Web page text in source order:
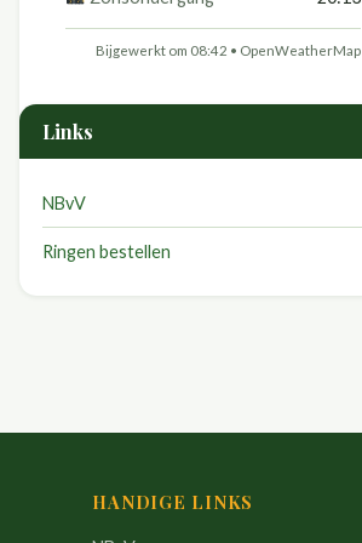
Bijgewerkt om 08:42 • OpenWeatherMap
Links
NBvV
Ringen bestellen
HANDIGE LINKS